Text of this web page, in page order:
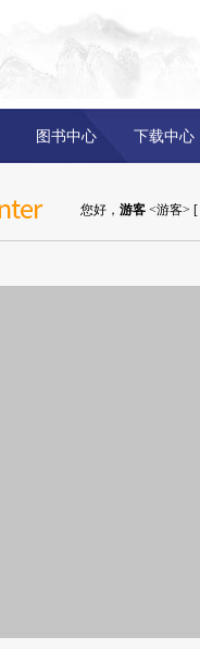
图书中心 下载中心
您好， 游客 <游客> [